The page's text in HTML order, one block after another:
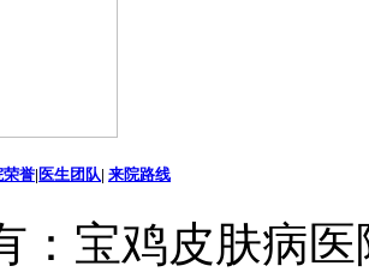
荣誉| 医生团队| 来院路线
：宝鸡皮肤病